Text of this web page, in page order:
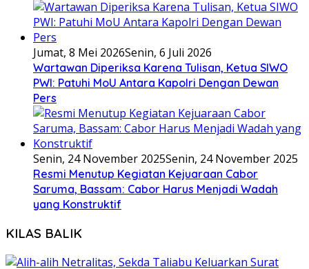
Jumat, 8 Mei 2026Senin, 6 Juli 2026
Wartawan Diperiksa Karena Tulisan, Ketua SIWO
PWI: Patuhi MoU Antara Kapolri Dengan Dewan
Pers
Senin, 24 November 2025Senin, 24 November 2025
Resmi Menutup Kegiatan Kejuaraan Cabor
Saruma, Bassam: Cabor Harus Menjadi Wadah
yang Konstruktif
KILAS BALIK